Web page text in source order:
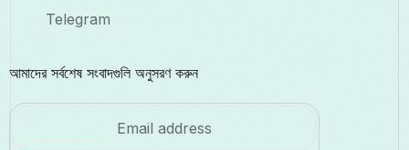
Telegram
আমাদের সর্বশেষ সংবাদগুলি অনুসরণ করুন